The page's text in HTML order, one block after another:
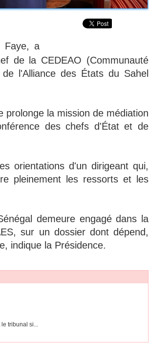
Faye, a
de la CEDEAO (Communauté
l'Alliance des États du Sahel
prolonge la mission de médiation
des chefs d'État et de
orientations d'un dirigeant qui,
pleinement les ressorts et les
demeure engagé dans la
sur un dossier dont dépend,
indique la Présidence.
tribunal si...